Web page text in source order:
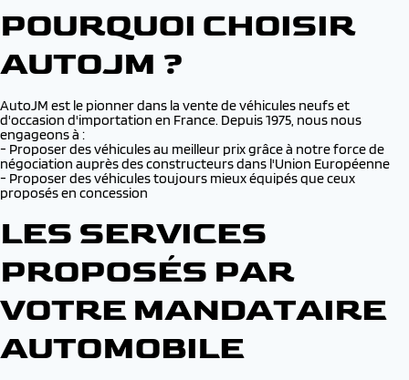
POURQUOI CHOISIR
AUTOJM ?
AutoJM est le pionner dans la vente de véhicules neufs et
d'occasion d'importation en France. Depuis 1975, nous nous
engageons à :
- Proposer des véhicules au meilleur prix grâce à notre force de
négociation auprès des constructeurs dans l'Union Européenne
- Proposer des véhicules toujours mieux équipés que ceux
proposés en concession
LES SERVICES
PROPOSÉS PAR
VOTRE MANDATAIRE
AUTOMOBILE